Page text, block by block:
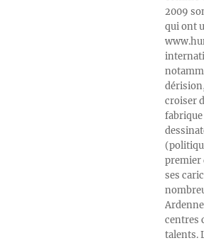
2009
qui ont
croiser
fabrique
premier
ses
centres
talents.